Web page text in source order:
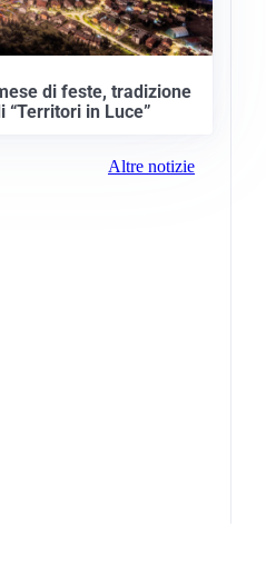
di feste, tradizione
“Territori in Luce”
Altre notizie